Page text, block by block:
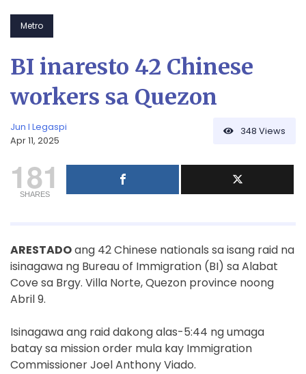
Metro
BI inaresto 42 Chinese
workers sa Quezon
Jun I Legaspi
Apr 11, 2025
348 Views
181
SHARES
ARESTADOang 42 Chinese nationals sa isang raid na
isinagawa ng Bureau of Immigration (BI) sa Alabat
Cove sa Brgy. Villa Norte, Quezon province noong
Abril 9.
Isinagawa ang raid dakong alas-5:44 ng umaga
batay sa mission order mula kay Immigration
Commissioner Joel Anthony Viado.